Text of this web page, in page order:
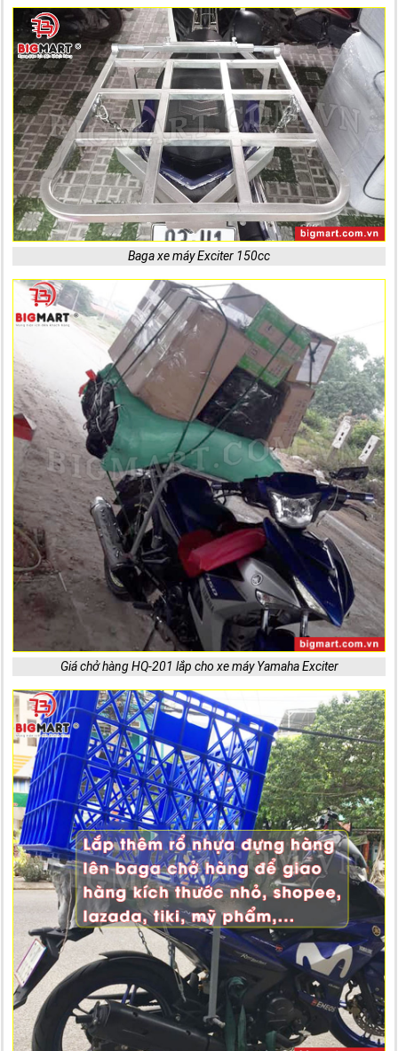
Baga xe máy Exciter 150cc
Giá chở hàng HQ-201 lắp cho xe máy Yamaha Exciter